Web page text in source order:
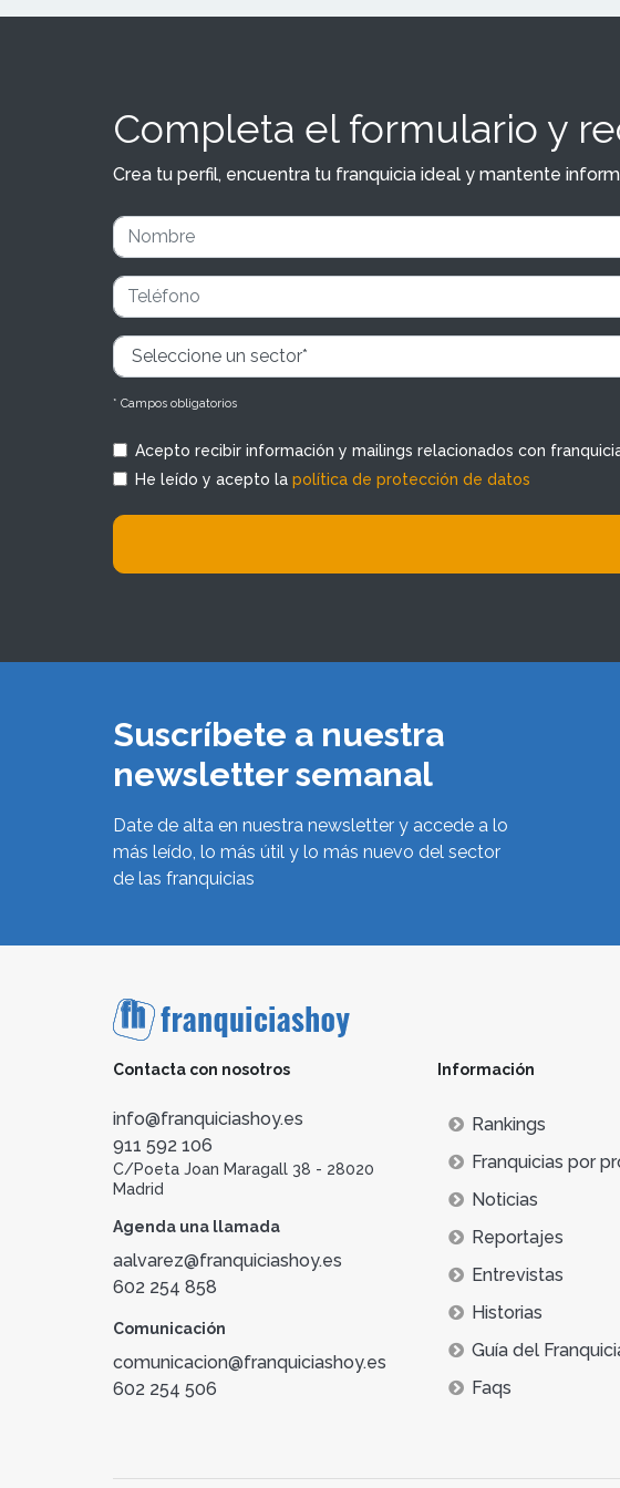
Completa el formulario y
Crea tu perfil, encuentra tu franquicia ideal y mantente
* Campos obligatorios
Acepto recibir información y mailings relacionados con
He leído y acepto la política de protección de datos
Suscríbete a nuestra
newsletter semanal
Date de alta en nuestra newsletter y accede a lo
más leído, lo más útil y lo más nuevo del sector
de las franquicias
Contacta con nosotros
info@franquiciashoy.es
911 592 106
C/Poeta Joan Maragall 38 - 28020
Madrid
Agenda una llamada
aalvarez@franquiciashoy.es
602 254 858
Comunicación
comunicacion@franquiciashoy.es
602 254 506
Información
Rankings
Franquicias por
Noticias
Reportajes
Entrevistas
Historias
Guía del
Faqs